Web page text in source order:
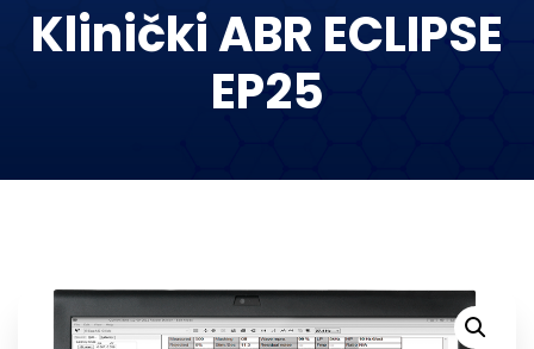
Klinički ABR ECLIPSE
EP25